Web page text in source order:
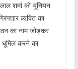
शर्मा को यूनियन
व्यक्ति का
का नाम जोड़कर
धूमिल करने का